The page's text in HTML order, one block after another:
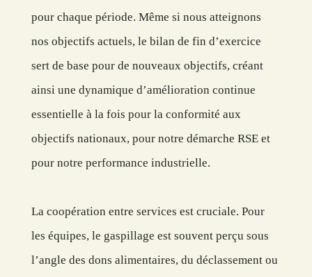
pour chaque période. Même si nous atteignons
nos objectifs actuels, le bilan de fin d’exercice
sert de base pour de nouveaux objectifs, créant
ainsi une dynamique d’amélioration continue
essentielle à la fois pour la conformité aux
objectifs nationaux, pour notre démarche RSE et
pour notre performance industrielle.
La coopération entre services est cruciale. Pour
les équipes, le gaspillage est souvent perçu sous
l’angle des dons alimentaires, du déclassement ou